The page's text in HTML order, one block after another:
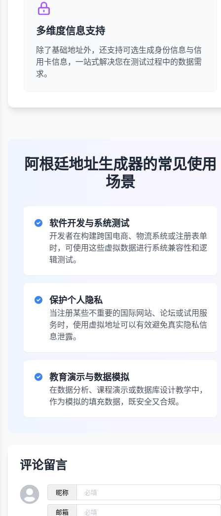
多维度信息支持
除了基础地址外，还支持可选生成身份信息与信
用卡信息，一站式解决您在测试过程中的数据需
求。
阿根廷地址生成器的常见使用
场景
软件开发与系统测试
开发者在构建跨国电商、物流系统或注册表单
时，可使用这些虚拟数据进行系统兼容性和逻
辑测试。
保护个人隐私
当注册某些不重要的国际网站、论坛或试用服
务时，使用虚拟地址可以有效避免真实隐私信
息泄露。
教育演示与数据模拟
在数据分析、课程演示或数据库设计教学中，
作为模拟的填充数据，既安全又合规。
评论留言
昵称
邮箱